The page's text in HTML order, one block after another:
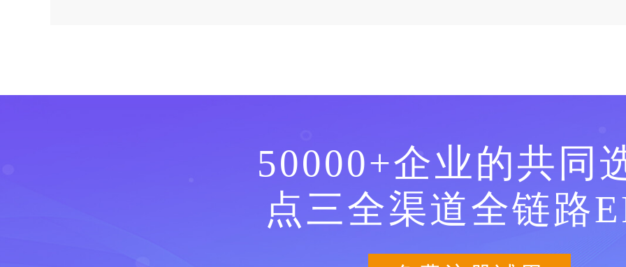
50000+企业的共同
点三全渠道全链路